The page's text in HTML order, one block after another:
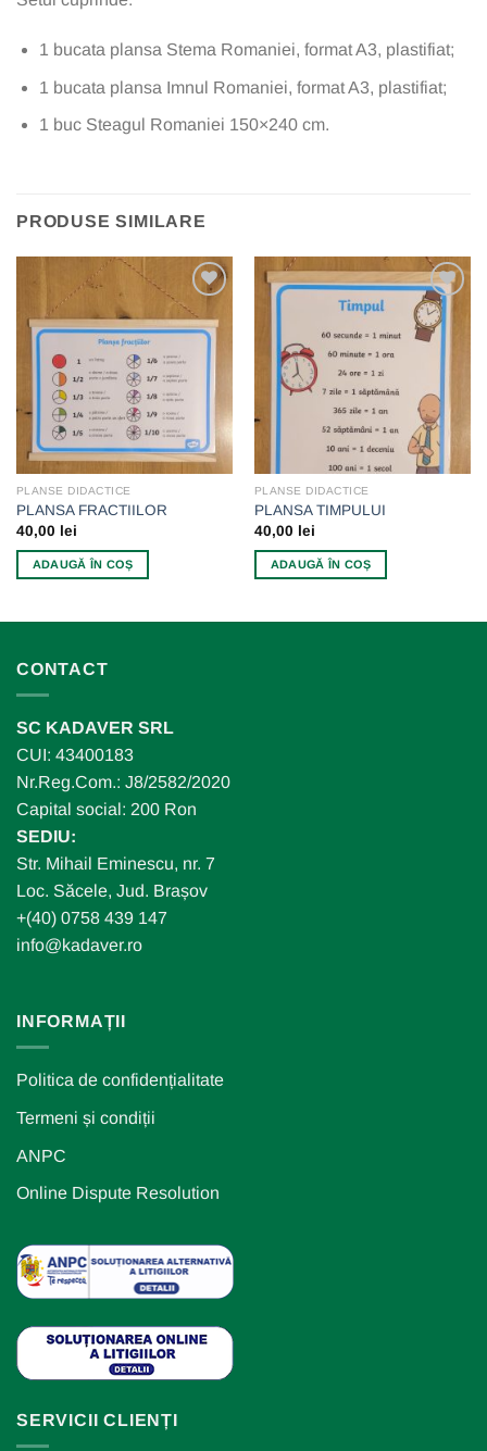
1 bucata plansa Stema Romaniei, format A3, plastifiat;
1 bucata plansa Imnul Romaniei, format A3, plastifiat;
1 buc Steagul Romaniei 150×240 cm.
PRODUSE SIMILARE
Add to
wishlist
PLANSE DIDACTICE
PLANSA FRACTIILOR
40,00 lei
ADAUGĂ ÎN COȘ
Add to
wishlist
PLANSE DIDACTICE
PLANSA TIMPULUI
40,00 lei
ADAUGĂ ÎN COȘ
CONTACT
SC KADAVER SRL
CUI: 43400183
Nr.Reg.Com.: J8/2582/2020
Capital social: 200 Ron
SEDIU:
Str. Mihail Eminescu, nr. 7
Loc. Săcele, Jud. Brașov
+(40) 0758 439 147
info@kadaver.ro
INFORMAȚII
Politica de confidențialitate
Termeni și condiții
ANPC
Online Dispute Resolution
SERVICII CLIENȚI